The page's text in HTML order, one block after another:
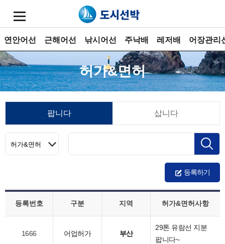
연안어선 근해어선 낚시어선 주낙배 레저배 어장관리
허가&면허
팝니다 삽니다
등록하기
등록번호 구분 지역 허가&면허사항
1666 어업허가 부산
29톤 유람선 지분
팝니다~